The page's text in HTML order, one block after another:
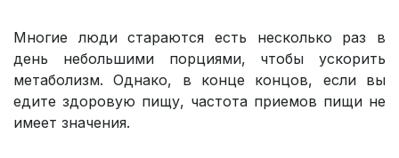
Многие люди стараются есть несколько раз в
день небольшими порциями, чтобы ускорить
метаболизм. Однако, в конце концов, если вы
едите здоровую пищу, частота приемов пищи не
имеет значения.